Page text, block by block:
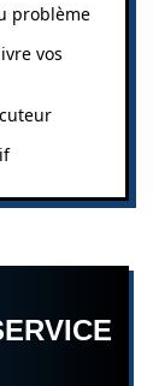
problème
vos